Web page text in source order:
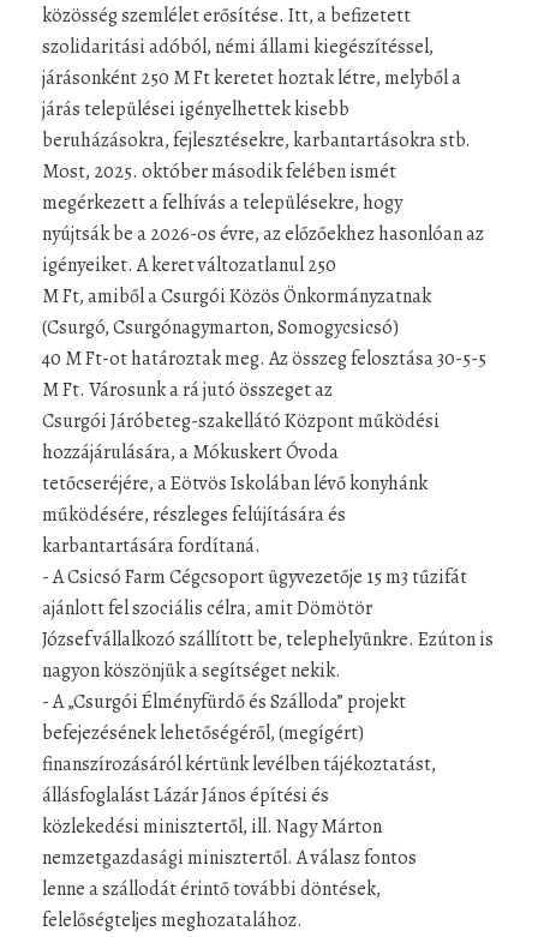
közösség szemlélet erősítése. Itt, a befizetett
szolidaritási adóból, némi állami kiegészítéssel,
járásonként 250 M Ft keretet hoztak létre, melyből a
járás települései igényelhettek kisebb
beruházásokra, fejlesztésekre, karbantartásokra stb.
Most, 2025. október második felében ismét
megérkezett a felhívás a településekre, hogy
nyújtsák be a 2026-os évre, az előzőekhez hasonlóan az
igényeiket. A keret változatlanul 250
M Ft, amiből a Csurgói Közös Önkormányzatnak
(Csurgó, Csurgónagymarton, Somogycsicsó)
40 M Ft-ot határoztak meg. Az összeg felosztása 30-5-5
M Ft. Városunk a rá jutó összeget az
Csurgói Járóbeteg-szakellátó Központ működési
hozzájárulására, a Mókuskert Óvoda
tetőcseréjére, a Eötvös Iskolában lévő konyhánk
működésére, részleges felújítására és
karbantartására fordítaná.
- A Csicsó Farm Cégcsoport ügyvezetője 15 m3 tűzifát
ajánlott fel szociális célra, amit Dömötör
József vállalkozó szállított be, telephelyünkre. Ezúton is
nagyon köszönjük a segítséget nekik.
- A „Csurgói Élményfürdő és Szálloda” projekt
befejezésének lehetőségéről, (megígért)
finanszírozásáról kértünk levélben tájékoztatást,
állásfoglalást Lázár János építési és
közlekedési minisztertől, ill. Nagy Márton
nemzetgazdasági minisztertől. A válasz fontos
lenne a szállodát érintő további döntések,
felelőségteljes meghozatalához.